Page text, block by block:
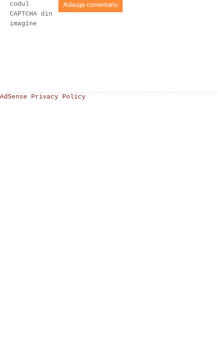
codul
CAPTCHA din
imagine
AdSense Privacy Policy